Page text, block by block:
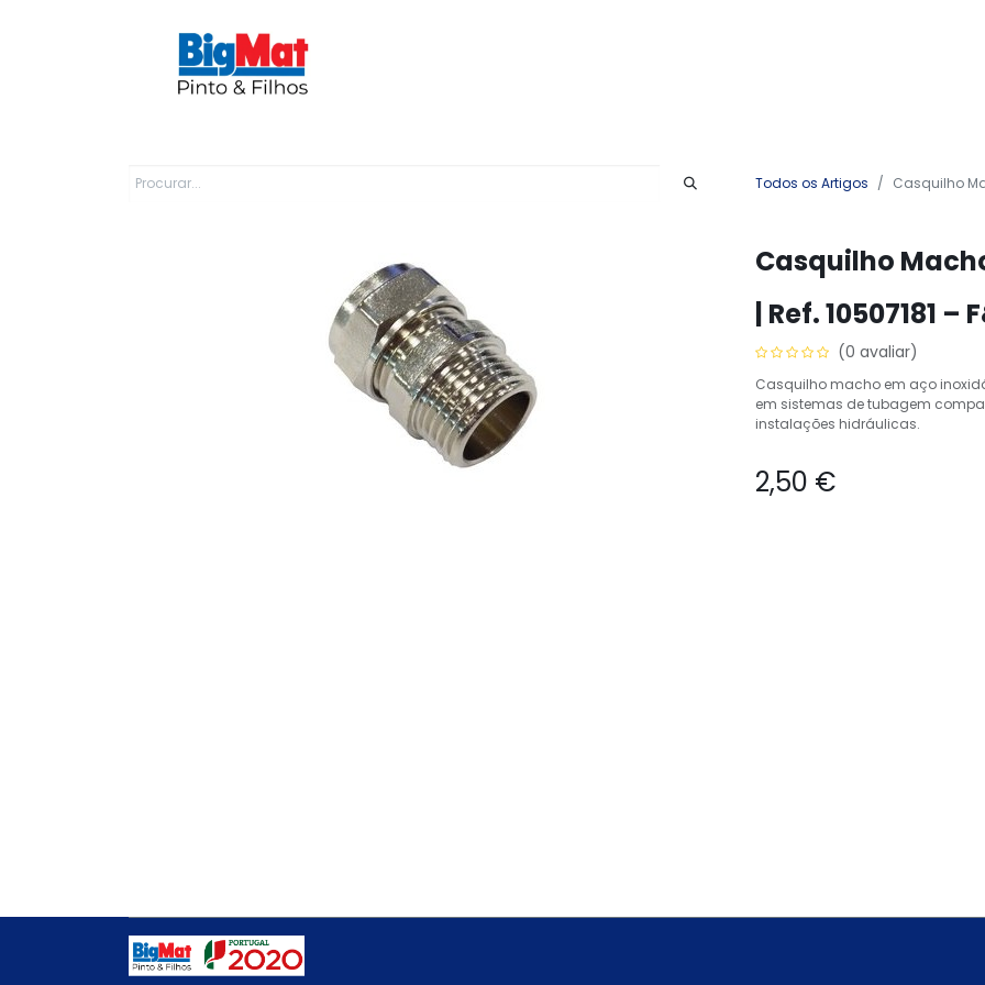
Todos os Artigos Casquilho
Casquilho
| Ref. 10507181 –
(0 avaliar)
Casquilho macho em aço
em sistemas de tubagem
instalações hidráulicas.
2,50 €